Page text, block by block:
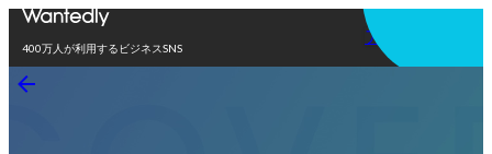
400万人が利用するビジネスSNS
アプリを使う